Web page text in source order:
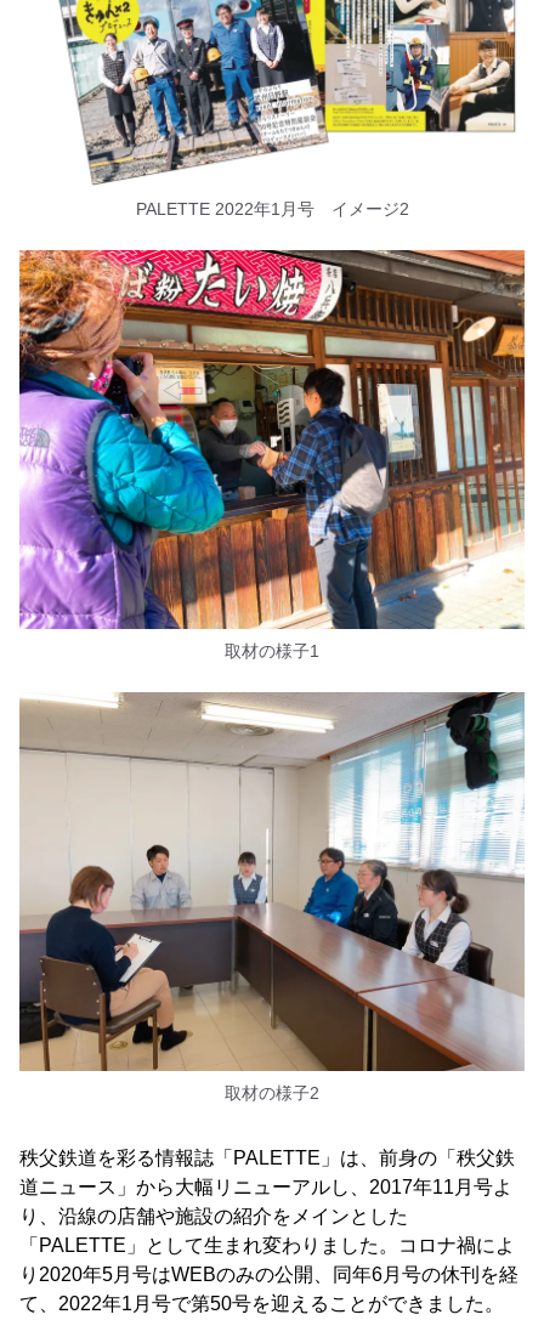
PALETTE 2022年1月号 イメージ2
取材の様子1
取材の様子2
秩父鉄道を彩る情報誌「PALETTE」は、前身の「秩父鉄
道ニュース」から大幅リニューアルし、2017年11月号よ
り、沿線の店舗や施設の紹介をメインとした
「PALETTE」として生まれ変わりました。コロナ禍によ
り2020年5月号はWEBのみの公開、同年6月号の休刊を経
て、2022年1月号で第50号を迎えることができました。